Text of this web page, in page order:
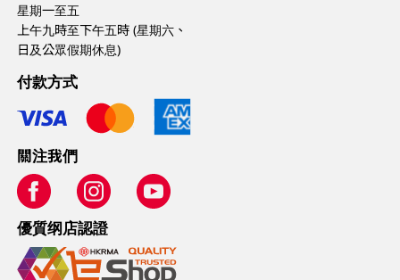
星期一至五
上午九時至下午五時 (星期六、
日及公眾假期休息)
付款方式
關注我們
優質纲店認證